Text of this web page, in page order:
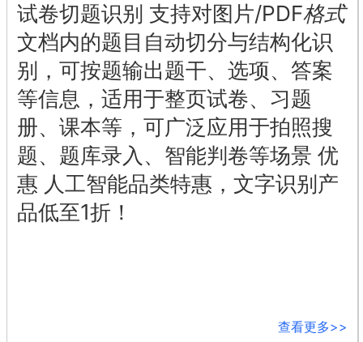
市
场
合
作
与
生
态
开
发
者
服
务
试卷切题识别 支持对图片/PDF格式
文档内的题目自动切分与结构化识
别，可按题输出题干、选项、答案
等信息，适用于整页试卷、习题
册、课本等，可广泛应用于拍照搜
题、题库录入、智能判卷等场景 优
惠 人工智能品类特惠，文字识别产
品低至1折！
查看更多>>